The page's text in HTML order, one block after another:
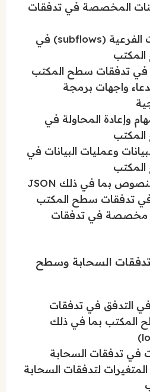
المخصصة في تدفقات
تنفيذ التدفقات الفرعية (subflows) في
في تدفقات سطح المكتب
واجهات برمجة
وإعادة المحاولة في
وعمليات البيانات في
تنفيذ تحليل النصوص بما في ذلك JSON
مخصصة في تدفقات
السحابة وسطح
في التدفق في تدفقات
المكتب بما في ذلك
في تدفقات السحابة
المتغيرات لتدفقات السحابة